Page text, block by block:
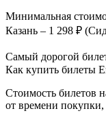
Минимальная
Казань – 1 298 ₽
Самый дорогой
Как купить билеты
Стоимость билетов
от времени покупки,